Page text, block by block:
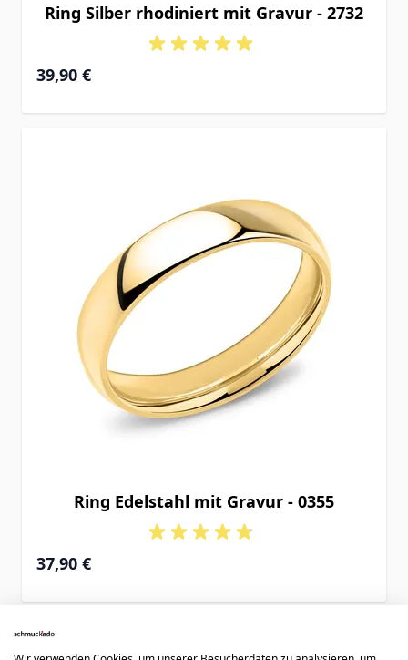
Ring Silber rhodiniert mit Gravur - 2732
39,90 €
Ring Edelstahl mit Gravur - 0355
37,90 €